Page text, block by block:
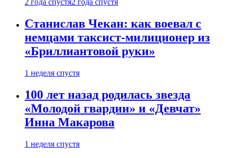
2 года спустя2 года спустя
Станислав Чекан: как воевал с
немцами таксист-милиционер из
«Бриллиантовой руки»
1 неделя спустя
100 лет назад родилась звезда
«Молодой гвардии» и «Девчат»
Инна Макарова
1 неделя спустя